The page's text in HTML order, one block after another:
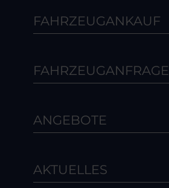
FAHRZEUGANKAUF
FAHRZEUGANFRAGE
ANGEBOTE
AKTUELLES